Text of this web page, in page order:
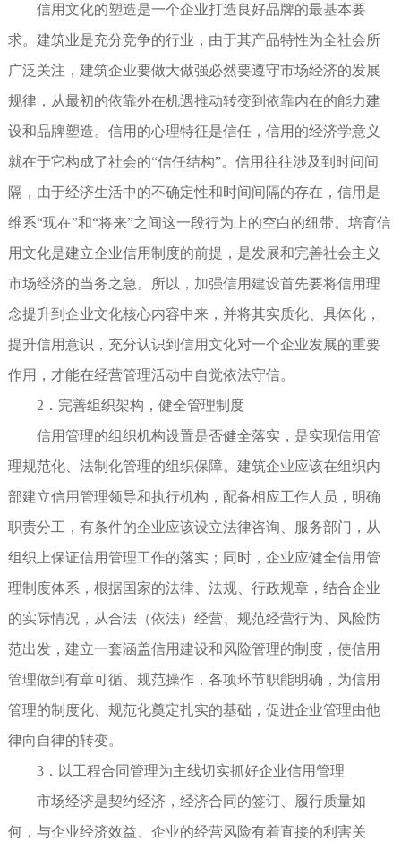
信用文化的塑造是一个企业打造良好品牌的最基本要
求。建筑业是充分竞争的行业，由于其产品特性为全社会所
广泛关注，建筑企业要做大做强必然要遵守市场经济的发展
规律，从最初的依靠外在机遇推动转变到依靠内在的能力建
设和品牌塑造。信用的心理特征是信任，信用的经济学意义
就在于它构成了社会的“信任结构”。信用往往涉及到时间间
隔，由于经济生活中的不确定性和时间间隔的存在，信用是
维系“现在”和“将来”之间这一段行为上的空白的纽带。培育信
用文化是建立企业信用制度的前提，是发展和完善社会主义
市场经济的当务之急。所以，加强信用建设首先要将信用理
念提升到企业文化核心内容中来，并将其实质化、具体化，
提升信用意识，充分认识到信用文化对一个企业发展的重要
作用，才能在经营管理活动中自觉依法守信。
2．完善组织架构，健全管理制度
信用管理的组织机构设置是否健全落实，是实现信用管
理规范化、法制化管理的组织保障。建筑企业应该在组织内
部建立信用管理领导和执行机构，配备相应工作人员，明确
职责分工，有条件的企业应该设立法律咨询、服务部门，从
组织上保证信用管理工作的落实；同时，企业应健全信用管
理制度体系，根据国家的法律、法规、行政规章，结合企业
的实际情况，从合法（依法）经营、规范经营行为、风险防
范出发，建立一套涵盖信用建设和风险管理的制度，使信用
管理做到有章可循、规范操作，各项环节职能明确，为信用
管理的制度化、规范化奠定扎实的基础，促进企业管理由他
律向自律的转变。
3．以工程合同管理为主线切实抓好企业信用管理
市场经济是契约经济，经济合同的签订、履行质量如
何，与企业经济效益、企业的经营风险有着直接的利害关